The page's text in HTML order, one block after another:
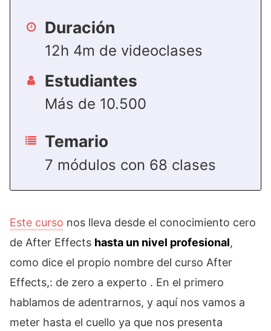
Duración
12h 4m de videoclases
Estudiantes
Más de 10.500
Temario
7 módulos con 68 clases
Este curso nos lleva desde el conocimiento cero
de After Effects hasta un nivel profesional,
como dice el propio nombre del curso After
Effects,: de zero a experto . En el primero
hablamos de adentrarnos, y aquí nos vamos a
meter hasta el cuello ya que nos presenta